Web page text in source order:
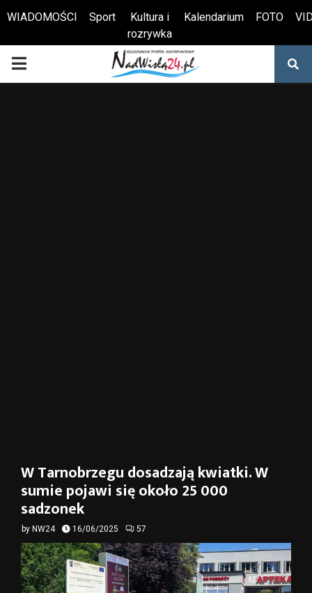
Otwórz pasek narzędzi
WIADOMOŚCI Sport
Kultura i
rozrywka
Kalendarium FOTO
PRIMARY
W Tarnobrzegu dosadzają kwiatki. W
sumie pojawi się około 25 000
sadzonek
by NW24 16/06/2025 57